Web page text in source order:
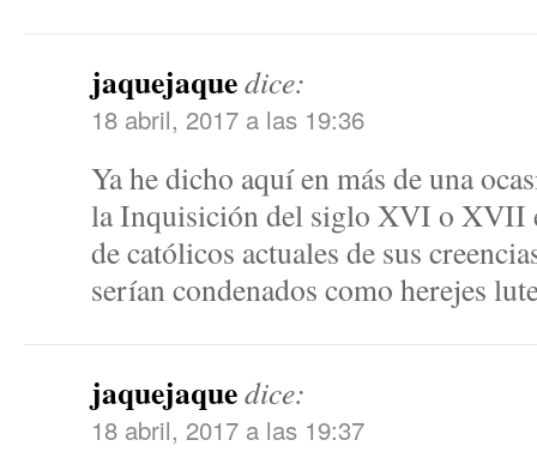
jaquejaquedice:
18 abril, 2017 a las 19:36
Ya he dicho aquí en más de una
la Inquisición del siglo XVI o XVII
de católicos actuales de sus
serían condenados como herejes
jaquejaquedice:
18 abril, 2017 a las 19:37